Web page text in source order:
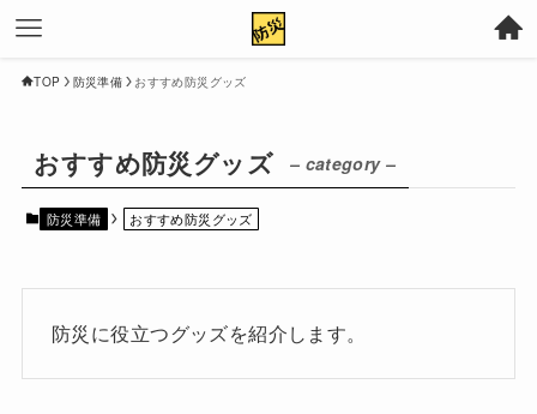
TOP 防災準備 おすすめ防災グッズ
おすすめ防災グッズ – category –
防災準備 おすすめ防災グッズ
防災に役立つグッズを紹介します。